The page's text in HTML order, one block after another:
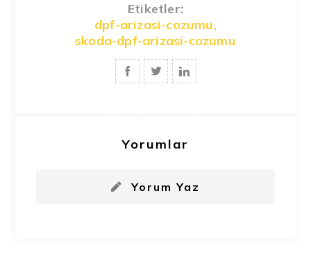
Etiketler:
dpf-arizasi-cozumu,
skoda-dpf-arizasi-cozumu
Yorumlar
Yorum Yaz